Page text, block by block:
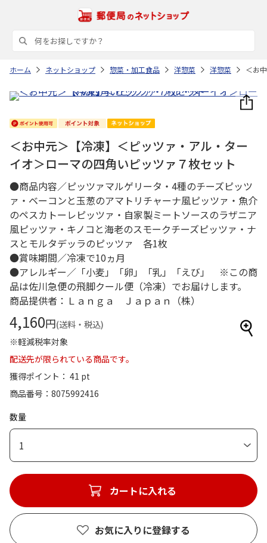
ホーム ネットショップ 惣菜・加工食品 洋惣菜 洋惣菜 ＜お
＜お中元＞【冷凍】＜ピッツァ・アル・ター
イオ＞ローマの四角いピッツァ７枚セット
●商品内容／ピッツァマルゲリータ・4種のチーズピッツ
ァ・ベーコンと玉葱のアマトリチャーナ風ピッツァ・魚介
のペスカトーレピッツァ・自家製ミートソースのラザニア
風ピッツァ・キノコと海老のスモークチーズピッツァ・ナ
スとモルタデッラのピッツァ 各1枚
●賞味期間／冷凍で10ヵ月
●アレルギー／「小麦」「卵」「乳」「えび」 ※この商
品は佐川急便の飛脚クール便（冷凍）でお届けします。
商品提供者：Ｌａｎｇａ Ｊａｐａｎ（株）
4,160円(送料・税込)
※軽減税率対象
配送先が限られている商品です。
獲得ポイント： 41 pt
商品番号
8075992416
数量
1
カートに入れる
お気に入りに登録する